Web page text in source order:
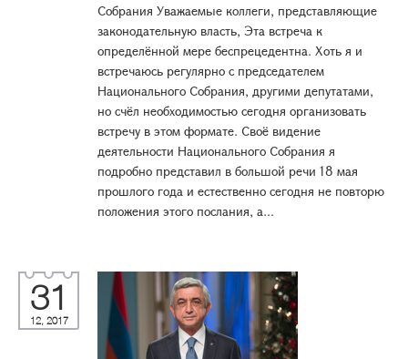
Собрания Уважаемые коллеги, представляющие
законодательную власть, Эта встреча к
определённой мере беспрецедентна. Хоть я и
встречаюсь регулярно с председателем
Национального Собрания, другими депутатами,
но счёл необходимостью сегодня организовать
встречу в этом формате. Своё видение
деятельности Национального Собрания я
подробно представил в большой речи 18 мая
прошлого года и естественно сегодня не повторю
положения этого послания, а...
31
12, 2017